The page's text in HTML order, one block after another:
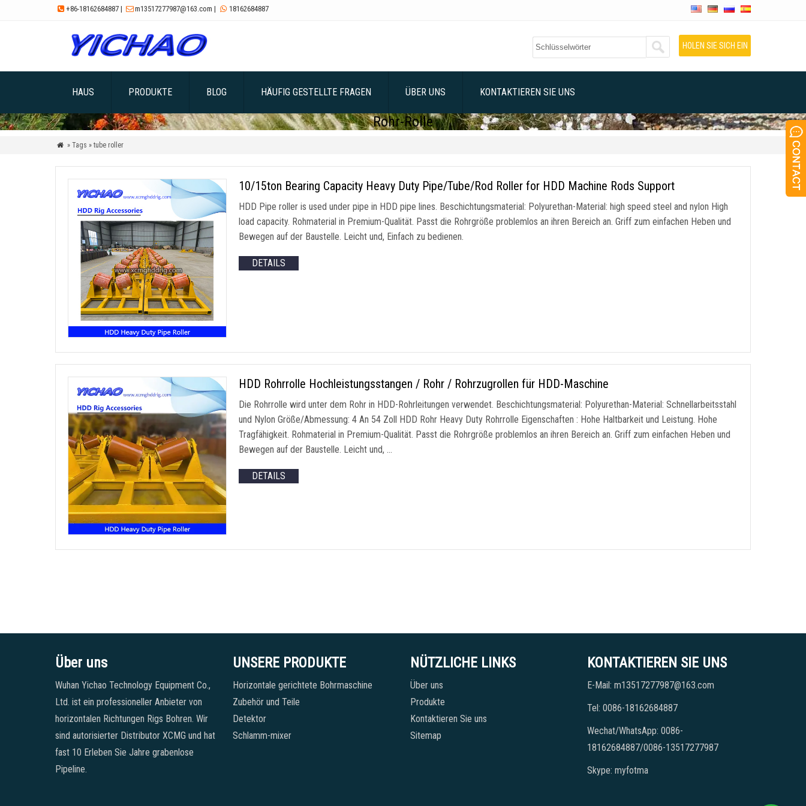
 +86-18162684887 | m13517277987@163.com |  18162684887
HOLEN SIE SICH EIN
HAUS PRODUKTE BLOG HÄUFIG GESTELLTE FRAGEN ÜBER UNS KONTAKTIEREN SIE UNS
Rohr-Rolle
 » Tags » tube roller
10/15ton Bearing Capacity Heavy Duty Pipe/Tube/Rod Roller for HDD Machine Rods Support
HDD Pipe roller is used under pipe in HDD pipe lines. Beschichtungsmaterial: Polyurethan-Material:high speed steel and nylon High
load capacity. Rohmaterial in Premium-Qualität. Passt die Rohrgröße problemlos an ihren Bereich an. Griff zum einfachen Heben und
Bewegen auf der Baustelle. Leicht und, Einfach zu bedienen.
DETAILS
HDD Rohrrolle Hochleistungsstangen / Rohr / Rohrzugrollen für HDD-Maschine
Die Rohrrolle wird unter dem Rohr in HDD-Rohrleitungen verwendet. Beschichtungsmaterial: Polyurethan-Material: Schnellarbeitsstahl
und Nylon Größe/Abmessung: 4 An 54 Zoll HDD Rohr Heavy Duty Rohrrolle Eigenschaften : Hohe Haltbarkeit und Leistung. Hohe
Tragfähigkeit. Rohmaterial in Premium-Qualität. Passt die Rohrgröße problemlos an ihren Bereich an. Griff zum einfachen Heben und
Bewegen auf der Baustelle. Leicht und, …
DETAILS
Über uns
Wuhan Yichao Technology Equipment Co.,
Ltd. ist ein professioneller Anbieter von
horizontalen Richtungen Rigs Bohren. Wir
sind autorisierter Distributor XCMG und hat
fast 10 Erleben Sie Jahre grabenlose
Pipeline.
UNSERE PRODUKTE
Horizontale gerichtete Bohrmaschine
Zubehör und Teile
Detektor
Schlamm-mixer
NÜTZLICHE LINKS
Über uns
Produkte
Kontaktieren Sie uns
Sitemap
KONTAKTIEREN SIE UNS
E-Mail: m13517277987@163.com
Tel: 0086-18162684887
Wechat/WhatsApp: 0086-
18162684887/0086-13517277987
Skype: myfotma